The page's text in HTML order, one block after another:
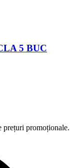
5 BUC
prețuri promoționale.